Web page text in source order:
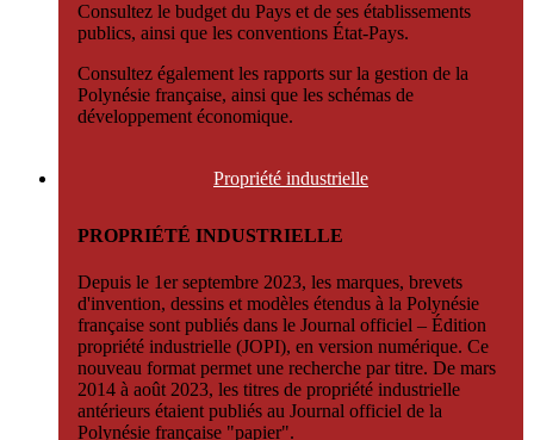
Consultez le budget du Pays et de ses établissements
publics, ainsi que les conventions État-Pays.
Consultez également les rapports sur la gestion de la
Polynésie française, ainsi que les schémas de
développement économique.
Propriété industrielle
PROPRIÉTÉ INDUSTRIELLE
Depuis le 1er septembre 2023, les marques, brevets
d'invention, dessins et modèles étendus à la Polynésie
française sont publiés dans le Journal officiel – Édition
propriété industrielle (JOPI), en version numérique. Ce
nouveau format permet une recherche par titre. De mars
2014 à août 2023, les titres de propriété industrielle
antérieurs étaient publiés au Journal officiel de la
Polynésie française "papier".